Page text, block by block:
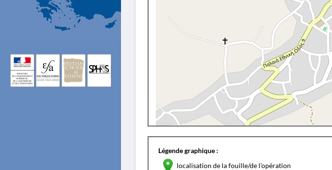
Légende graphique :
localisation de la fouille/de l'opération